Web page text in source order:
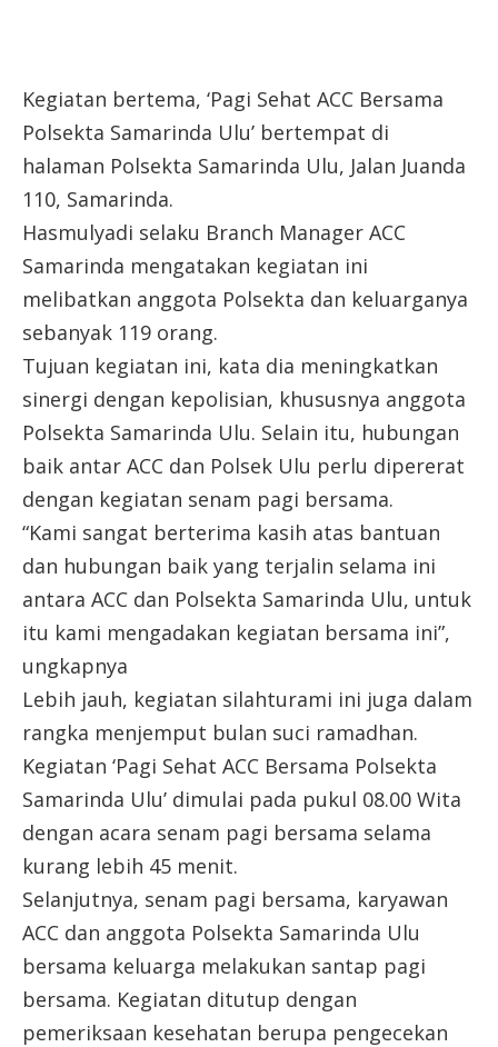
Kegiatan bertema, ‘Pagi Sehat ACC Bersama
Polsekta Samarinda Ulu’ bertempat di
halaman Polsekta Samarinda Ulu, Jalan Juanda
110, Samarinda.
Hasmulyadi selaku Branch Manager ACC
Samarinda mengatakan kegiatan ini
melibatkan anggota Polsekta dan keluarganya
sebanyak 119 orang.
Tujuan kegiatan ini, kata dia meningkatkan
sinergi dengan kepolisian, khususnya anggota
Polsekta Samarinda Ulu. Selain itu, hubungan
baik antar ACC dan Polsek Ulu perlu dipererat
dengan kegiatan senam pagi bersama.
“Kami sangat berterima kasih atas bantuan
dan hubungan baik yang terjalin selama ini
antara ACC dan Polsekta Samarinda Ulu, untuk
itu kami mengadakan kegiatan bersama ini”,
ungkapnya
Lebih jauh, kegiatan silahturami ini juga dalam
rangka menjemput bulan suci ramadhan.
Kegiatan ‘Pagi Sehat ACC Bersama Polsekta
Samarinda Ulu’ dimulai pada pukul 08.00 Wita
dengan acara senam pagi bersama selama
kurang lebih 45 menit.
Selanjutnya, senam pagi bersama, karyawan
ACC dan anggota Polsekta Samarinda Ulu
bersama keluarga melakukan santap pagi
bersama. Kegiatan ditutup dengan
pemeriksaan kesehatan berupa pengecekan